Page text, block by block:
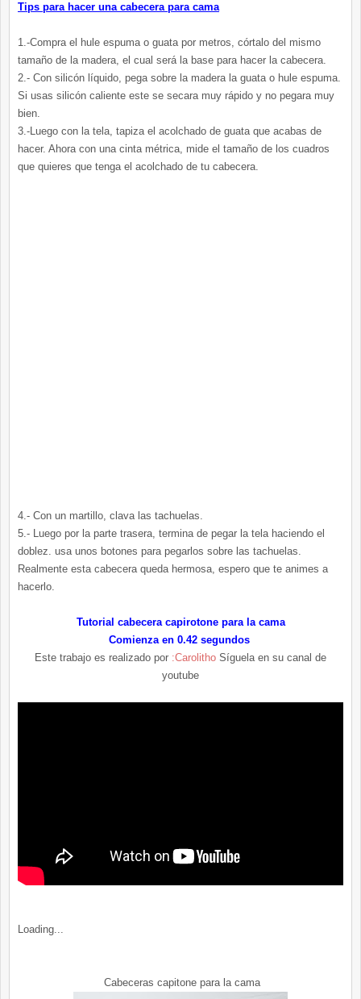
Tips para hacer una cabecera para cama
1.-Compra el hule espuma o guata por metros, córtalo del mismo
tamaño de la madera, el cual será la base para hacer la cabecera.
2.- Con silicón líquido, pega sobre la madera la guata o hule espuma.
Si usas silicón caliente este se secara muy rápido y no pegara muy
bien.
3.-Luego con la tela, tapiza el acolchado de guata que acabas de
hacer. Ahora con una cinta métrica, mide el tamaño de los cuadros
que quieres que tenga el acolchado de tu cabecera.
4.- Con un martillo, clava las tachuelas.
5.- Luego por la parte trasera, termina de pegar la tela haciendo el
doblez. usa unos botones para pegarlos sobre las tachuelas.
Realmente esta cabecera queda hermosa, espero que te animes a
hacerlo.
Tutorial cabecera capirotone para la cama
Comienza en 0.42 segundos
Este trabajo es realizado por :Carolitho Síguela en su canal de
youtube
Loading...
Cabeceras capitone para la cama